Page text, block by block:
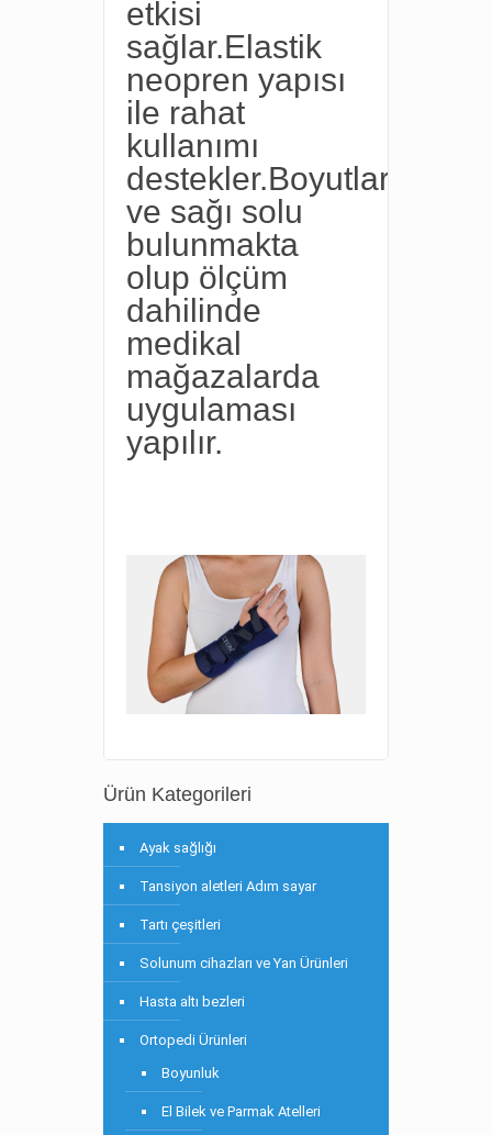
etkisi
sağlar.Elastik
neopren yapısı
ile rahat
kullanımı
destekler.Boyutları
ve sağı solu
bulunmakta
olup ölçüm
dahilinde
medikal
mağazalarda
uygulaması
yapılır.
Ürün Kategorileri
Ayak sağlığı
Tansiyon aletleri Adım sayar
Tartı çeşitleri
Solunum cihazları ve Yan Ürünleri
Hasta altı bezleri
Ortopedi Ürünleri
Boyunluk
El Bilek ve Parmak Atelleri